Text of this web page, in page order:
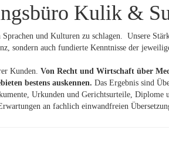
Kulik &
und Kulturen zu schlagen. Unsere
sondern auch fundierte Kenntnisse der
Kunden. Von Recht und Wirtschaft über
bestens auskennen. Das Ergebnis sind
Urkunden und Gerichtsurteile, Diplome
an fachlich einwandfreien